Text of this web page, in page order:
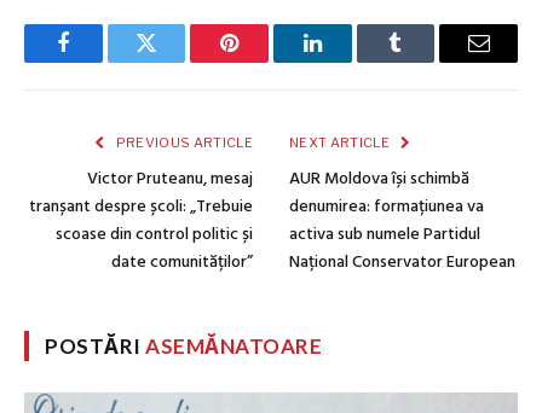
FacebookTwitter Pinterest LinkedInTumblr Email
PREVIOUS ARTICLE
Victor Pruteanu, mesaj
tranșant despre școli: „Trebuie
scoase din control politic și
date comunităților”
NEXT ARTICLE
AUR Moldova își schimbă
denumirea: formațiunea va
activa sub numele Partidul
Național Conservator European
POSTĂRIASEMĂNATOARE